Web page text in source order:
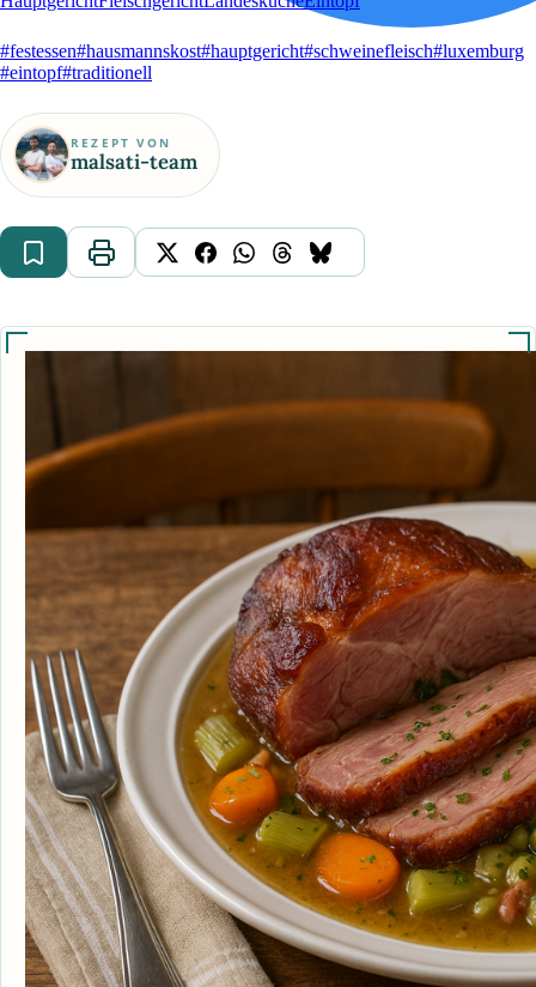
#festessen#hausmannskost#hauptgericht#schweinefleisch#luxemburg
#eintopf#traditionell
REZEPT VON
malsati-team